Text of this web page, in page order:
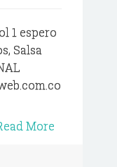
1 espero
Salsa
More